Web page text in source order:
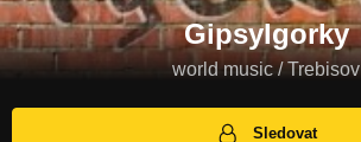
GipsyIgorky
world music / Trebisov
Sledovat